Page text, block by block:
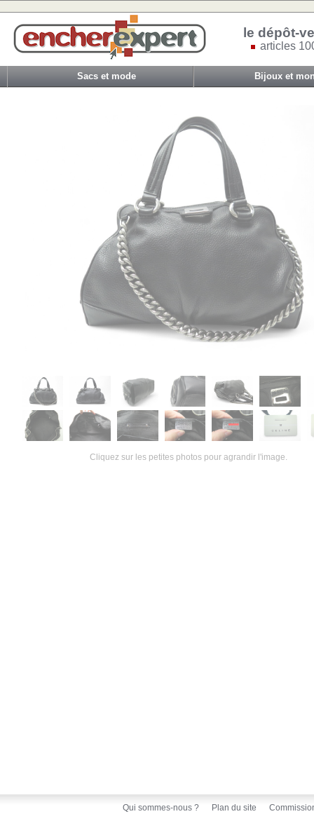
le dépôt-
articles
Sacs et mode Bijoux et
Cliquez sur les petites photos pour agrandir l'image.
Qui sommes-nous ? Plan du site